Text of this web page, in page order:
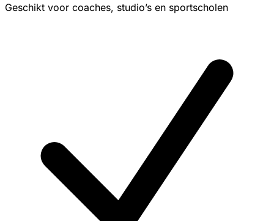
Geschikt voor coaches, studio’s en sportscholen